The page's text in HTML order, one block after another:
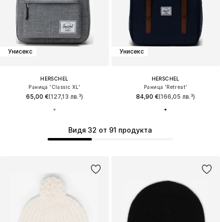
Видя 32 от 91 продукта
Унисекс
HERSCHEL
Раница 'Classic XL'
65,00 €(127,13 лв.³)
Унисекс
HERSCHEL
Раница 'Retreat'
84,90 €(166,05 лв.³)